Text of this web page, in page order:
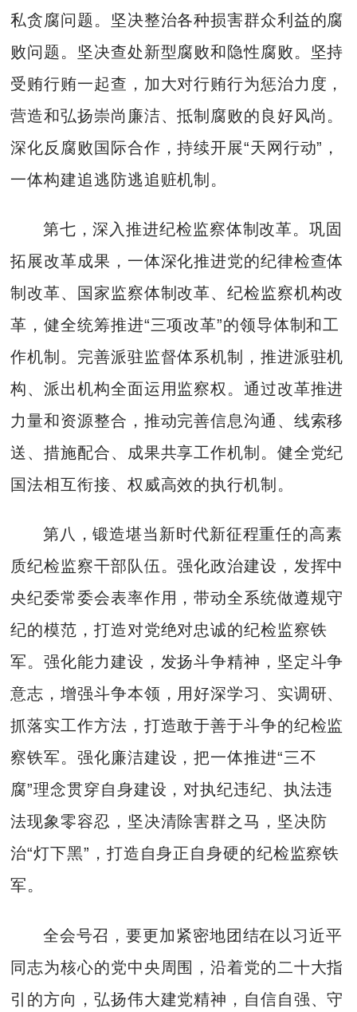
私贪腐问题。坚决整治各种损害群众利益的腐
败问题。坚决查处新型腐败和隐性腐败。坚持
受贿行贿一起查，加大对行贿行为惩治力度，
营造和弘扬崇尚廉洁、抵制腐败的良好风尚。
深化反腐败国际合作，持续开展“天网行动”，
一体构建追逃防逃追赃机制。
第七，深入推进纪检监察体制改革。巩固
拓展改革成果，一体深化推进党的纪律检查体
制改革、国家监察体制改革、纪检监察机构改
革，健全统筹推进“三项改革”的领导体制和工
作机制。完善派驻监督体系机制，推进派驻机
构、派出机构全面运用监察权。通过改革推进
力量和资源整合，推动完善信息沟通、线索移
送、措施配合、成果共享工作机制。健全党纪
国法相互衔接、权威高效的执行机制。
第八，锻造堪当新时代新征程重任的高素
质纪检监察干部队伍。强化政治建设，发挥中
央纪委常委会表率作用，带动全系统做遵规守
纪的模范，打造对党绝对忠诚的纪检监察铁
军。强化能力建设，发扬斗争精神，坚定斗争
意志，增强斗争本领，用好深学习、实调研、
抓落实工作方法，打造敢于善于斗争的纪检监
察铁军。强化廉洁建设，把一体推进“三不
腐”理念贯穿自身建设，对执纪违纪、执法违
法现象零容忍，坚决清除害群之马，坚决防
治“灯下黑”，打造自身正自身硬的纪检监察铁
军。
全会号召，要更加紧密地团结在以习近平
同志为核心的党中央周围，沿着党的二十大指
引的方向，弘扬伟大建党精神，自信自强、守